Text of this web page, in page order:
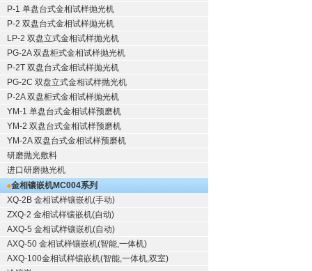
P-1 单盘台式金相试样抛光机
P-2 双盘台式金相试样抛光机
LP-2 双盘立式金相试样抛光机
PG-2A 双盘柜式金相试样抛光机
P-2T 双盘台式金相试样抛光机
PG-2C 双盘立式金相试样抛光机
P-2A 双盘柜式金相试样抛光机
YM-1 单盘台式金相试样预磨机
YM-2 双盘台式金相试样预磨机
YM-2A 双盘台式金相试样预磨机
研磨抛光敷料
进口研磨抛光机
金相镶嵌机MC004系列
XQ-2B 金相试样镶嵌机(手动)
ZXQ-2 金相试样镶嵌机(自动)
AXQ-5 金相试样镶嵌机(自动)
AXQ-50 金相试样镶嵌机(智能,一体机)
AXQ-100金相试样镶嵌机(智能,一体机,双室)